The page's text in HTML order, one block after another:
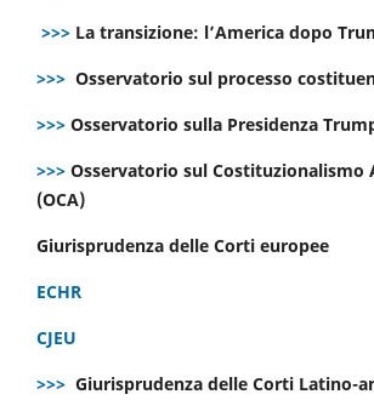
>>> La transizione: l’America dopo
>>> Osservatorio sul processo
>>> Osservatorio sulla Presidenza
>>> Osservatorio sul Costituzionalismo
(OCA)
Giurisprudenza delle Corti europee
ECHR
CJEU
>>> Giurisprudenza delle Corti Latino-